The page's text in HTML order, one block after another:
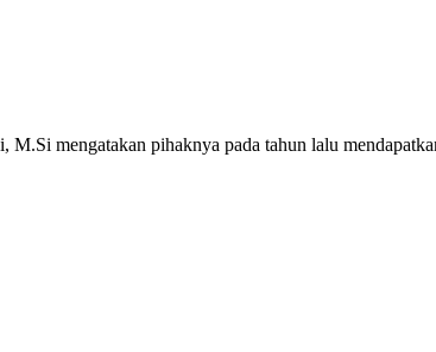
mengatakan pihaknya pada tahun lalu